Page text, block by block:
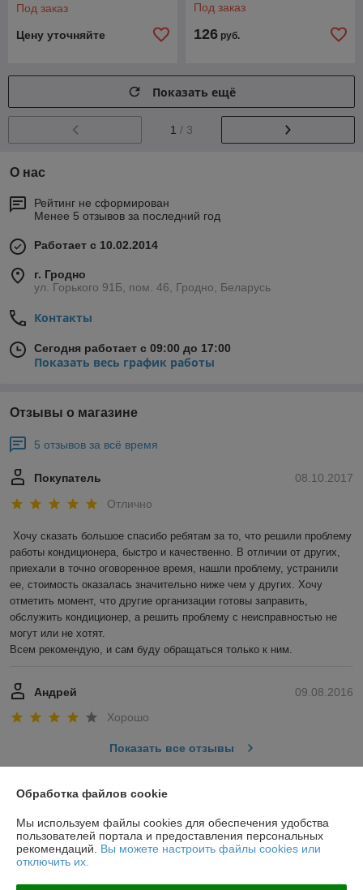
Под заказ
Цену уточняйте
Под заказ
126 руб.
Показать ещё
1 / 3
О нас
Рейтинг не сформирован
Менее 5 отзывов за последний год
Работает с 10.02.2014
г. Гродно
ул. Горького 91Б, пом. 46, Гродно, Беларусь
Контакты
Сегодня работает с 09:00 до 17:00
Показать весь график работы
Отзывы о магазине
5 отзывов за всё время
08.10.2017
Покупатель
Отлично
Хочу сказать большое спасибо ребятам за то, что решили проблему
работы кондиционера, быстро и качественно. В отличии от других,
приехали в точно оговоренное время, нашли проблему, устранили
ее, стоимость оказалась значительно ниже чем у других. Хочу
отметить момент, что другие организации готовы заправить,
обслужить кондиционер, а решить проблему с неисправностью не
могут или не хотят.
Всем рекомендую, и сам буду обращаться только к ним.
09.08.2016
Андрей
Хорошо
Показать все отзывы
О нас
Контакты
Обработка файлов cookie
Мы используем файлы cookies для обеспечения удобства
пользователей портала и предоставления персональных
рекомендаций. Вы можете настроить файлы cookies или
отключить их.